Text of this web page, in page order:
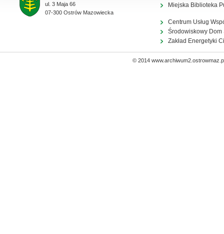
ul. 3 Maja 66
07-300 Ostrów Mazowiecka
Miejska Biblioteka
Centrum Usług
Środowiskowy Dom
Zakład Energetyki
© 2014